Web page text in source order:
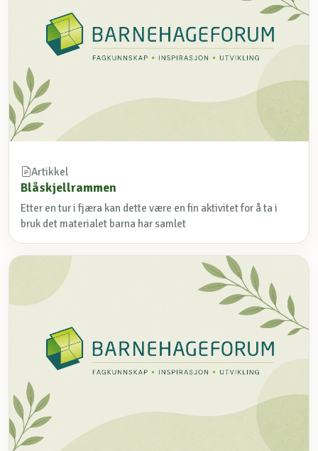
Artikkel
Blåskjellrammen
Etter en tur i fjæra kan dette være en fin aktivitet for å ta i
bruk det materialet barna har samlet